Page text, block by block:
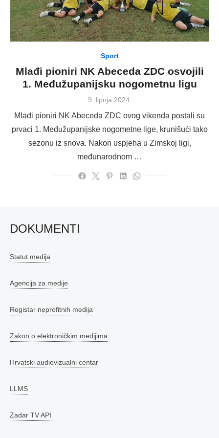
Sport
Mlađi pioniri NK Abeceda ZDC osvojili
1. Međužupanijsku nogometnu ligu
Posted
9. lipnja 2024.
Mlađi pioniri NK Abeceda ZDC ovog vikenda postali su
prvaci 1. Međužupanijske nogometne lige, krunišući tako
sezonu iz snova. Nakon uspjeha u Zimskoj ligi,
međunarodnom …
DOKUMENTI
Statut medija
Agencija za medije
Registar neprofitnih medija
Zakon o elektroničkim medijima
Hrvatski audiovizualni centar
LLMS
Zadar TV API